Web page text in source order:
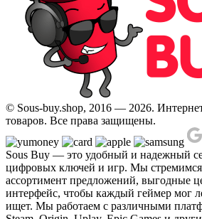
© Sous-buy.shop, 2016 — 2026.
товаров. Все права защищены.
Sous Buy — это удобный и надежный
цифровых ключей и игр. Мы
ассортимент предложений, выгодные
интерфейс, чтобы каждый геймер мог
ищет. Мы работаем с различными